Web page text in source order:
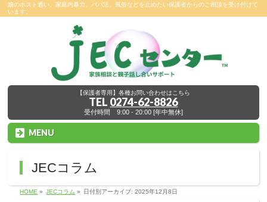
娘のホスト通い、家庭内暴力、パパ活、風俗などを止めたい保護者からのご相談を受け付けて
います。
【保護者専用】各種お問い合わせはこちら
TEL 0274-62-8826
受付時間 9:00 - 20:00 [年中無休]
MENU
JECコラム
HOME » JECコラム » 日付別アーカイブ: 2025年12月8日